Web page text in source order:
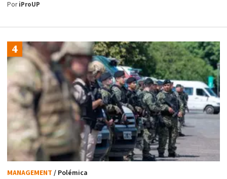
PoriProUP
MANAGEMENT / Polémica